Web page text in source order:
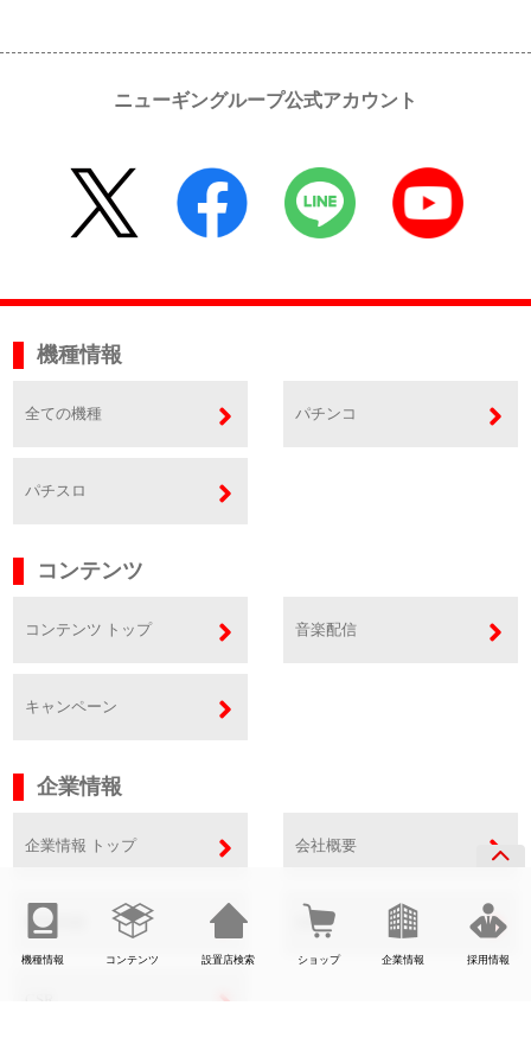
機種情報 コンテンツ 設置店検索 ショップ 企業情報 採用情報
ニューギングループ公式アカウント
機種情報
全ての機種 パチンコ
パチスロ
コンテンツ
コンテンツ トップ 音楽配信
キャンペーン
企業情報
企業情報 トップ 会社概要
事業内容 SDGs